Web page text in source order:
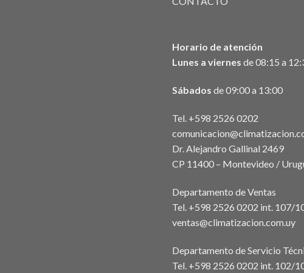
Horario de atención
Lunes a viernes de 08:15 a
Sábados de 09:00 a 13:00
Tel. +598 2526 0202
Dr. Alejandro Gallinal 2469
CP 11400 – Montevideo /
Departamento de Ventas
Tel. +598 2526 0202 int. 107/
ventas@climatizacion.com.uy
Departamento de Servicio
Tel. +598 2526 0202 int. 102/